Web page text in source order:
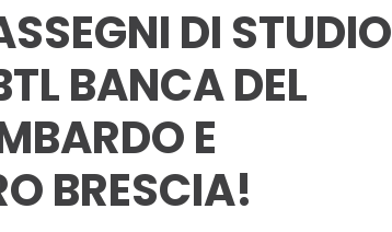
DI STUDIO
BANCA DEL
E
BRESCIA!